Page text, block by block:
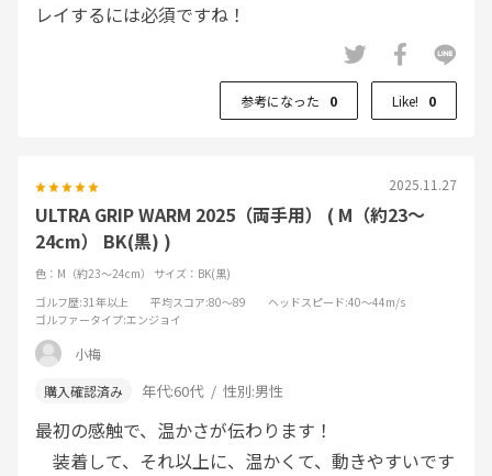
レイするには必須ですね！
参考になった 0 Like! 0
2025.11.27
ULTRA GRIP WARM 2025（両手用） ( M（約23～
24cm） BK(黒) )
色：M（約23～24cm）
サイズ：BK(黒)
ゴルフ歴:31年以上 平均スコア:80～89 ヘッドスピード:40～44m/s
ゴルファータイプ:エンジョイ
小梅
年代:60代 性別:男性
最初の感触で、温かさが伝わります！
装着して、それ以上に、温かくて、動きやすいです